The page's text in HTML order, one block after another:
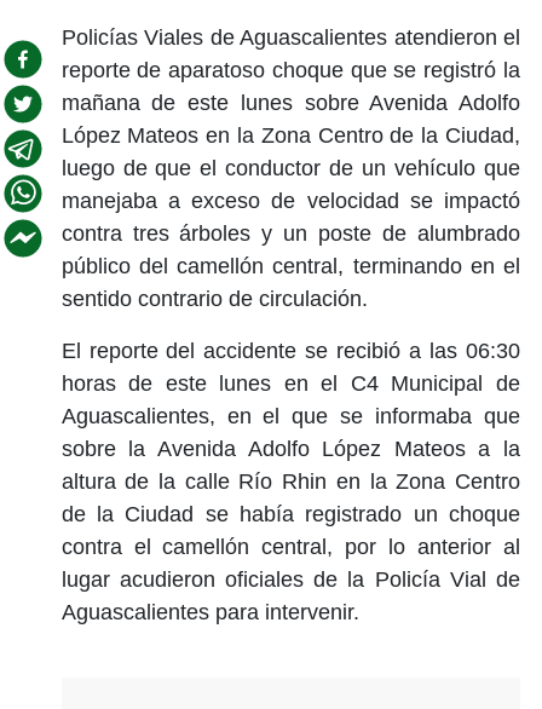
Policías Viales de Aguascalientes atendieron el
reporte de aparatoso choque que se registró la
mañana de este lunes sobre Avenida Adolfo
López Mateos en la Zona Centro de la Ciudad,
luego de que el conductor de un vehículo que
manejaba a exceso de velocidad se impactó
contra tres árboles y un poste de alumbrado
público del camellón central, terminando en el
sentido contrario de circulación.
El reporte del accidente se recibió a las 06:30
horas de este lunes en el C4 Municipal de
Aguascalientes, en el que se informaba que
sobre la Avenida Adolfo López Mateos a la
altura de la calle Río Rhin en la Zona Centro
de la Ciudad se había registrado un choque
contra el camellón central, por lo anterior al
lugar acudieron oficiales de la Policía Vial de
Aguascalientes para intervenir.